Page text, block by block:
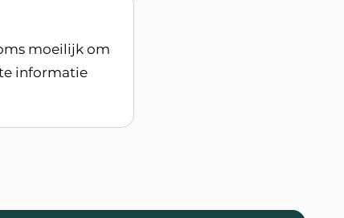
moeilijk om
informatie